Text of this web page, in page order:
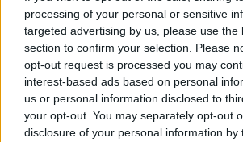
processing of your personal or sensitive
targeted advertising by us, please use the
section to confirm your selection. Please
opt-out request is processed you may
interest-based ads based on personal
us or personal information disclosed to
your opt-out. You may separately opt-out
disclosure of your personal information by